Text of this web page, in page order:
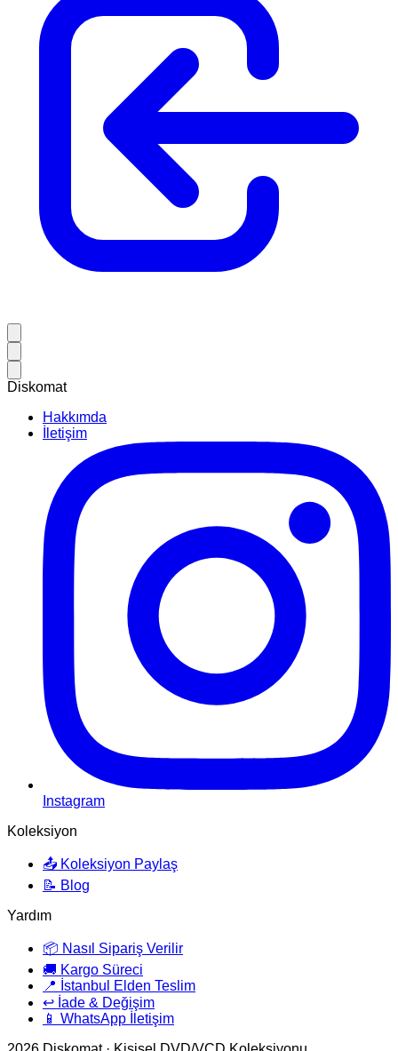
Diskomat
Hakkımda
İletişim
Instagram
Koleksiyon
📤 Koleksiyon Paylaş
📝 Blog
Yardım
📦 Nasıl Sipariş Verilir
🚚 Kargo Süreci
📍 İstanbul Elden Teslim
↩️ İade & Değişim
📱 WhatsApp İletişim